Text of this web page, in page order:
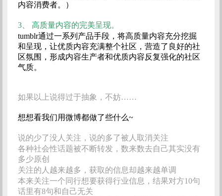
内容消费者。）
3、
高质量内容的完美呈现。
tumblr通过一系列产品手段，将高质量内容充分挖掘
和呈现，让优质内容充满整个社区，营造了良好的社
区氛围，形成内容生产者和优质内容反复强化的社区
气质。
如果以上说得过于抽象，不妨……
想想看我们用微博都做了些什么~
说的少了没人关注，说的多了被人取消关注
各种社会性话题被不断转发，数来数去自己其实没有
多少原创
关注的人越来越多，获取的信息却越来越单调
本来关注一个同行想要获得行业信息，结果对方10句
话里有8句和自己无关